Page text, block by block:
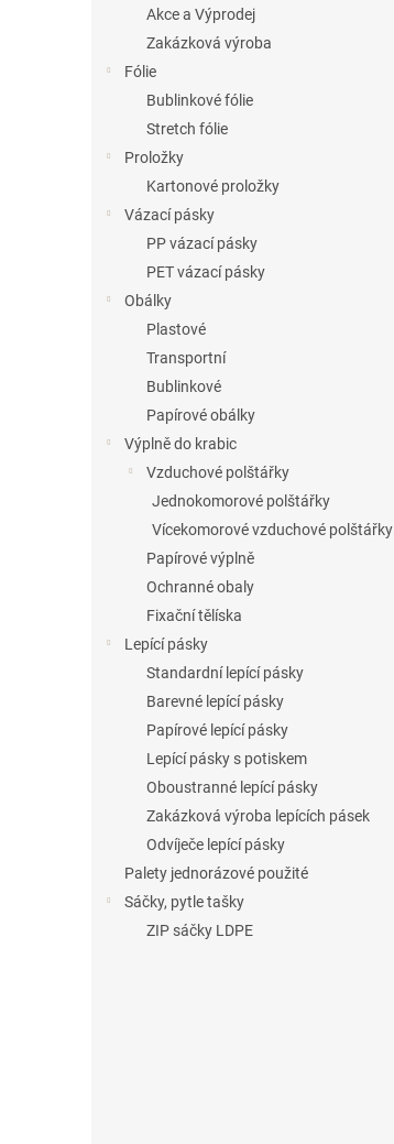
Akce a Výprodej
Zakázková výroba
Fólie
Bublinkové fólie
Stretch fólie
Proložky
Kartonové proložky
Vázací pásky
PP vázací pásky
PET vázací pásky
Obálky
Plastové
Transportní
Bublinkové
Papírové obálky
Výplně do krabic
Vzduchové polštářky
Jednokomorové polštářky
Vícekomorové vzduchové polštářky
Papírové výplně
Ochranné obaly
Fixační tělíska
Lepící pásky
Standardní lepící pásky
Barevné lepící pásky
Papírové lepící pásky
Lepící pásky s potiskem
Oboustranné lepící pásky
Zakázková výroba lepících pásek
Odvíječe lepící pásky
Palety jednorázové použité
Sáčky, pytle tašky
ZIP sáčky LDPE